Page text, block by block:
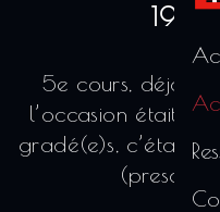
19/
5e cours, déjà,
l’occasion était
gradé(e)s, c’était